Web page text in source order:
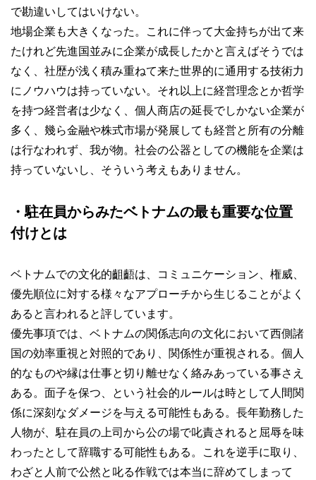
で勘違いしてはいけない。
地場企業も大きくなった。これに伴って大金持ちが出て来
たけれど先進国並みに企業が成長したかと言えばそうでは
なく、社歴が浅く積み重ねて来た世界的に通用する技術力
にノウハウは持っていない。それ以上に経営理念とか哲学
を持つ経営者は少なく、個人商店の延長でしかない企業が
多く、幾ら金融や株式市場が発展しても経営と所有の分離
は行なわれず、我が物。社会の公器としての機能を企業は
持っていないし、そういう考えもありません。
・駐在員からみたベトナムの最も重要な位置
付けとは
ベトナムでの文化的齟齬は、コミュニケーション、権威、
優先順位に対する様々なアプローチから生じることがよく
あると言われると評しています。
優先事項では、ベトナムの関係志向の文化において西側諸
国の効率重視と対照的であり、関係性が重視される。個人
的なものや縁は仕事と切り離せなく絡みあっている事さえ
ある。面子を保つ、という社会的ルールは時として人間関
係に深刻なダメージを与える可能性もある。長年勤務した
人物が、駐在員の上司から公の場で叱責されると屈辱を味
わったとして辞職する可能性もある。これを逆手に取り、
わざと人前で公然と叱る作戦では本当に辞めてしまって